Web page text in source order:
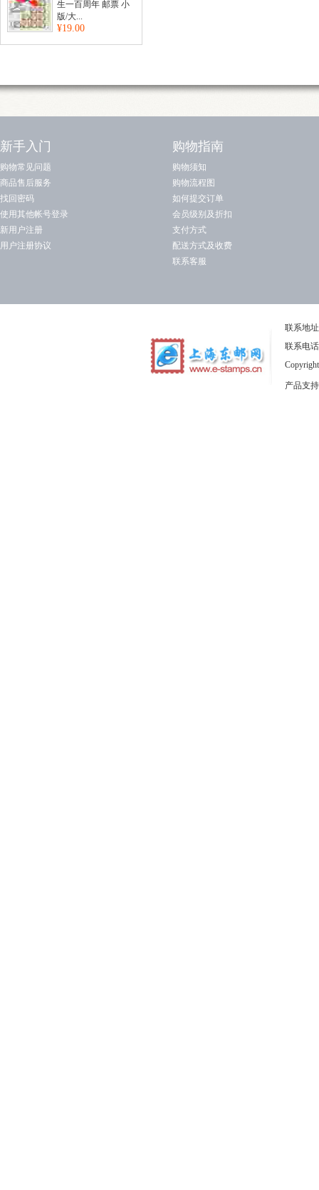
生一百周年 邮票 小
版/大...
¥19.00
新手入门
购物常见问题
商品售后服务
找回密码
使用其他帐号登录
新用户注册
用户注册协议
购物指南
购物须知
购物流程图
如何提交订单
会员级别及折扣
支付方式
配送方式及收费
联系客服
联系地
联系电
产品支